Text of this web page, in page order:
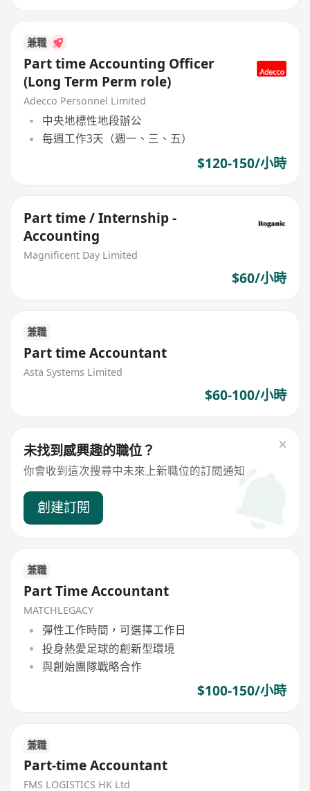
兼職
Part time Accounting Officer
(Long Term Perm role)
Adecco Personnel Limited
中央地標性地段辦公
每週工作3天（週一、三、五）
$120-150/小時
Part time / Internship -
Accounting
Magnificent Day Limited
$60/小時
兼職
Part time Accountant
Asta Systems Limited
$60-100/小時
未找到感興趣的職位？
你會收到這次搜尋中未來上新職位的訂閱通知
創建訂閱
兼職
Part Time Accountant
MATCHLEGACY
彈性工作時間，可選擇工作日
投身熱愛足球的創新型環境
與創始團隊戰略合作
$100-150/小時
兼職
Part-time Accountant
FMS LOGISTICS HK Ltd